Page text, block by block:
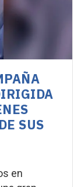
SUS
en